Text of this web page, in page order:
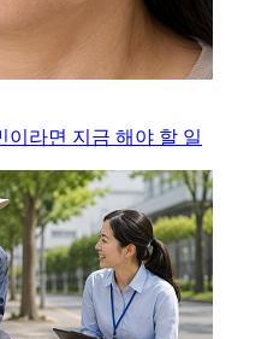
이라면 지금 해야 할 일